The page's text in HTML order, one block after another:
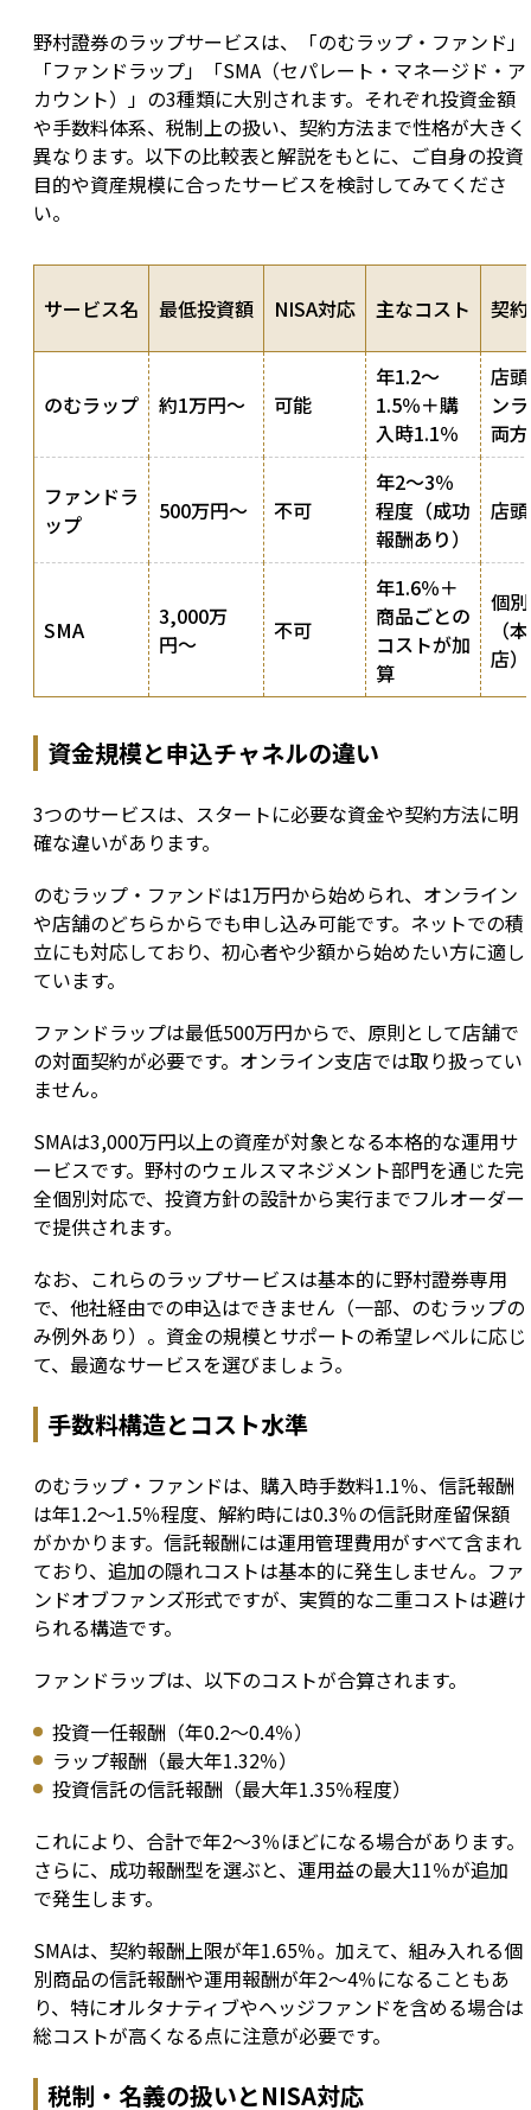
野村證券のラップサービスは、「のむラップ・ファンド」
「ファンドラップ」「SMA（セパレート・マネージド・ア
カウント）」の3種類に大別されます。それぞれ投資金額
や手数料体系、税制上の扱い、契約方法まで性格が大きく
異なります。以下の比較表と解説をもとに、ご自身の投資
目的や資産規模に合ったサービスを検討してみてくださ
い。
サービス名 最低投資額 NISA対応 主なコスト 契
のむラップ 約1万円〜 可能
年1.2〜
1.5％＋購
入時1.1％
店
ン
両方
ファンドラ
ップ
500万円〜 不可
年2〜3％
程度（成功
報酬あり）
店
SMA
3,000万
円〜
不可
年1.6％＋
商品ごとの
コストが加
算
個
（
店）
資金規模と申込チャネルの違い
3つのサービスは、スタートに必要な資金や契約方法に明
確な違いがあります。
のむラップ・ファンドは1万円から始められ、オンライン
や店舗のどちらからでも申し込み可能です。ネットでの積
立にも対応しており、初心者や少額から始めたい方に適し
ています。
ファンドラップは最低500万円からで、原則として店舗で
の対面契約が必要です。オンライン支店では取り扱ってい
ません。
SMAは3,000万円以上の資産が対象となる本格的な運用サ
ービスです。野村のウェルスマネジメント部門を通じた完
全個別対応で、投資方針の設計から実行までフルオーダー
で提供されます。
なお、これらのラップサービスは基本的に野村證券専用
で、他社経由での申込はできません（一部、のむラップの
み例外あり）。資金の規模とサポートの希望レベルに応じ
て、最適なサービスを選びましょう。
手数料構造とコスト水準
のむラップ・ファンドは、購入時手数料1.1％、信託報酬
は年1.2〜1.5％程度、解約時には0.3％の信託財産留保額
がかかります。信託報酬には運用管理費用がすべて含まれ
ており、追加の隠れコストは基本的に発生しません。ファ
ンドオブファンズ形式ですが、実質的な二重コストは避け
られる構造です。
ファンドラップは、以下のコストが合算されます。
投資一任報酬（年0.2〜0.4％）
ラップ報酬（最大年1.32％）
投資信託の信託報酬（最大年1.35％程度）
これにより、合計で年2〜3％ほどになる場合があります。
さらに、成功報酬型を選ぶと、運用益の最大11％が追加
で発生します。
SMAは、契約報酬上限が年1.65％。加えて、組み入れる個
別商品の信託報酬や運用報酬が年2〜4％になることもあ
り、特にオルタナティブやヘッジファンドを含める場合は
総コストが高くなる点に注意が必要です。
税制・名義の扱いとNISA対応